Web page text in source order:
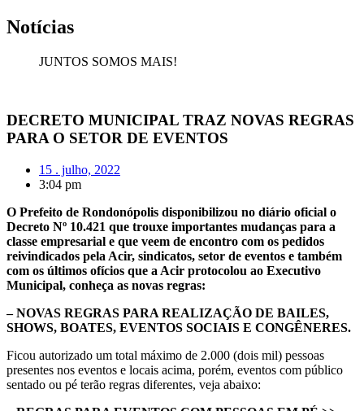
Notícias
JUNTOS SOMOS MAIS!
DECRETO MUNICIPAL TRAZ NOVAS REGRAS
PARA O SETOR DE EVENTOS
15 . julho, 2022
3:04 pm
O Prefeito de Rondonópolis disponibilizou no diário oficial o
Decreto Nº 10.421 que trouxe importantes mudanças para a
classe empresarial e que veem de encontro com os pedidos
reivindicados pela Acir, sindicatos, setor de eventos e também
com os últimos ofícios que a Acir protocolou ao Executivo
Municipal, conheça as novas regras:
– NOVAS REGRAS PARA REALIZAÇÃO DE BAILES,
SHOWS, BOATES, EVENTOS SOCIAIS E CONGÊNERES.
Ficou autorizado um total máximo de 2.000 (dois mil) pessoas
presentes nos eventos e locais acima, porém, eventos com público
sentado ou pé terão regras diferentes, veja abaixo: